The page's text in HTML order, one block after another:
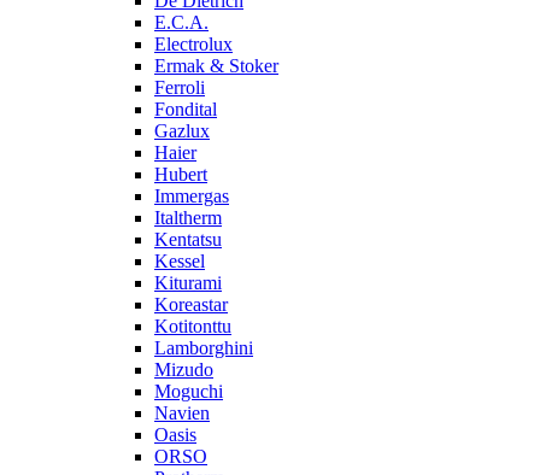
E.C.A.
Electrolux
Ermak & Stoker
Ferroli
Fondital
Gazlux
Haier
Hubert
Immergas
Italtherm
Kentatsu
Kessel
Kiturami
Koreastar
Kotitonttu
Lamborghini
Mizudo
Moguchi
Navien
Oasis
ORSO